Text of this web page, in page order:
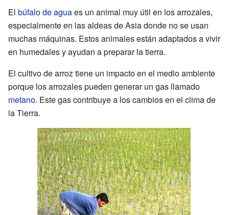
El búfalo de aguaes un animal muy útil en los arrozales,
especialmente en las aldeas de Asia donde no se usan
muchas máquinas. Estos animales están adaptados a vivir
en humedales y ayudan a preparar la tierra.
El cultivo de arroz tiene un impacto en el medio ambiente
porque los arrozales pueden generar un gas llamado
metano. Este gas contribuye a los cambios en el clima de
la Tierra.